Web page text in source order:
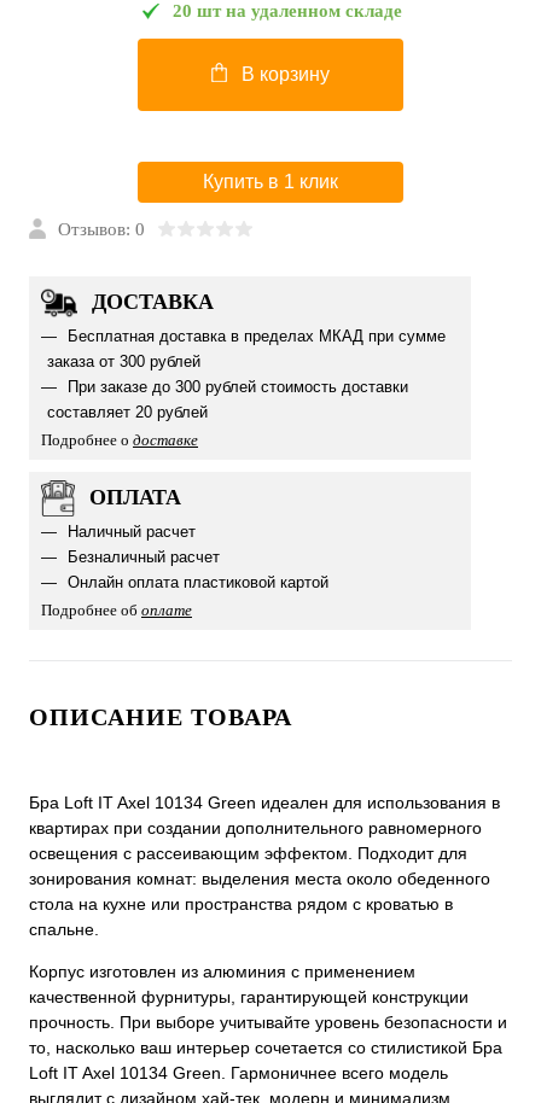
20 шт на удаленном складе
В корзину
Купить в 1 клик
Отзывов: 0
ДОСТАВКА
Бесплатная доставка в пределах МКАД при сумме
заказа от 300 рублей
При заказе до 300 рублей стоимость доставки
составляет 20 рублей
Подробнее о доставке
ОПЛАТА
Наличный расчет
Безналичный расчет
Онлайн оплата пластиковой картой
Подробнее об оплате
ОПИСАНИЕ ТОВАРА
Бра Loft IT Axel 10134 Green идеален для использования в
квартирах при создании дополнительного равномерного
освещения с рассеивающим эффектом. Подходит для
зонирования комнат: выделения места около обеденного
стола на кухне или пространства рядом с кроватью в
спальне.
Корпус изготовлен из алюминия с применением
качественной фурнитуры, гарантирующей конструкции
прочность. При выборе учитывайте уровень безопасности и
то, насколько ваш интерьер сочетается со стилистикой Бра
Loft IT Axel 10134 Green. Гармоничнее всего модель
выглядит с дизайном хай-тек, модерн и минимализм.